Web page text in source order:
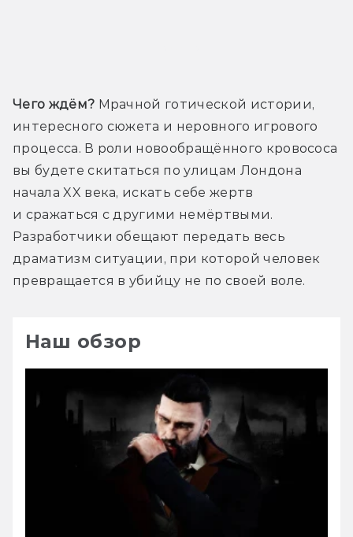
Чего ждём? Мрачной готической истории,
интересного сюжета и неровного игрового
процесса. В роли новообращённого кровососа
вы будете скитаться по улицам Лондона
начала XX века, искать себе жертв
и сражаться с другими немёртвыми.
Разработчики обещают передать весь
драматизм ситуации, при которой человек
превращается в убийцу не по своей воле.
Наш обзор